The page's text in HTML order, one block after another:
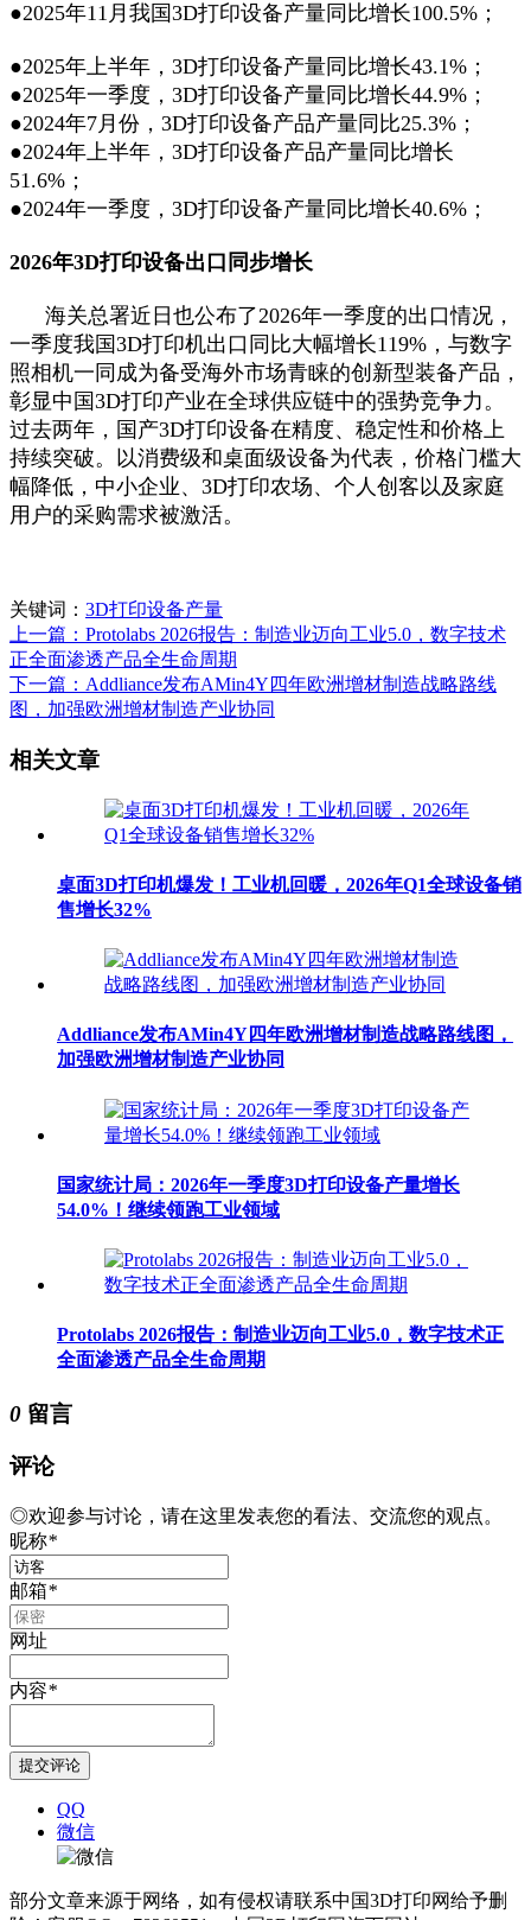
●2025年11月我国3D打印设备产量同比增长100.5%；
●2025年上半年，3D打印设备产量同比增长43.1%；
●2025年一季度，3D打印设备产量同比增长44.9%；
●2024年7月份，3D打印设备产品产量同比25.3%；
●2024年上半年，3D打印设备产品产量同比增长
51.6%；
●2024年一季度，3D打印设备产量同比增长40.6%；
2026年3D打印设备出口同步增长
海关总署近日也公布了2026年一季度的出口情况，
一季度我国3D打印机出口同比大幅增长119%，与数字
照相机一同成为备受海外市场青睐的创新型装备产品，
彰显中国3D打印产业在全球供应链中的强势竞争力。
过去两年，国产3D打印设备在精度、稳定性和价格上
持续突破。以消费级和桌面级设备为代表，价格门槛大
幅降低，中小企业、3D打印农场、个人创客以及家庭
用户的采购需求被激活。
关键词： 3D打印设备产量
上一篇：Protolabs 2026报告：制造业迈向工业5.0，数字技术
正全面渗透产品全生命周期
下一篇：Addliance发布AMin4Y四年欧洲增材制造战略路线
图，加强欧洲增材制造产业协同
相关文章
桌面3D打印机爆发！工业机回暖，2026年Q1全球设备销
售增长32%
Addliance发布AMin4Y四年欧洲增材制造战略路线图，
加强欧洲增材制造产业协同
国家统计局：2026年一季度3D打印设备产量增长
54.0%！继续领跑工业领域
Protolabs 2026报告：制造业迈向工业5.0，数字技术正
全面渗透产品全生命周期
0 留言
评论
◎欢迎参与讨论，请在这里发表您的看法、交流您的观点。
昵称*
邮箱*
网址
内容*
QQ
微信
部分文章来源于网络，如有侵权请联系中国3D打印网给予删